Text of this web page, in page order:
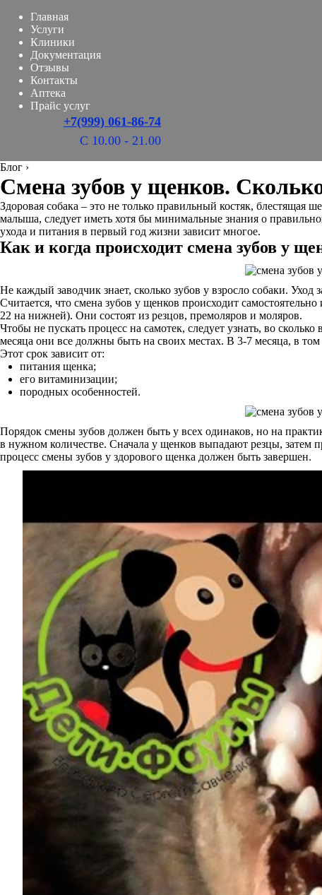
Главная
Услуги
Клиники
Документация
Отзывы
Контакты
Аптека
Прайс услуг
+7(999) 061-86-74
С 10.00 - 21.00
Блог ›
Смена зубов у щенков.
Здоровая собака – это не только правильный костяк, блестящая
малыша, следует иметь хотя бы минимальные знания о
ухода и питания в первый год жизни зависит многое.
Как и когда происходит смена зубов у
Не каждый заводчик знает, сколько зубов у взросло собаки.
Считается, что смена зубов у щенков происходит
22 на нижней). Они состоят из резцов, премоляров и моляров.
Чтобы не пускать процесс на самотек, следует узнать, во
месяца они все должны быть на своих местах. В 3-7 месяца, в
Этот срок зависит от:
питания щенка;
его витаминизации;
породных особенностей.
Порядок смены зубов должен быть у всех одинаков, но на
в нужном количестве. Сначала у щенков выпадают резцы, затем
процесс смены зубов у здорового щенка должен быть завершен.